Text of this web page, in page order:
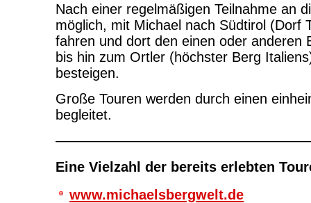
Nach einer regelmäßigen Teilnahme an
möglich, mit Michael nach Südtirol (Dorf
fahren und dort den einen oder anderen
bis hin zum Ortler (höchster Berg
besteigen.
Große Touren werden durch einen
begleitet.
Eine Vielzahl der bereits erlebten
www.michaelsbergwelt.de